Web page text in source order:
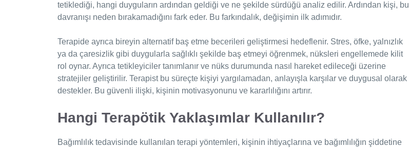
tetiklediği, hangi duyguların ardından geldiği ve ne şekilde sürdüğü analiz edilir. Ardından kişi, bu
davranışı neden bırakamadığını fark eder. Bu farkındalık, değişimin ilk adımıdır.
Terapide ayrıca bireyin alternatif baş etme becerileri geliştirmesi hedeflenir. Stres, öfke, yalnızlık
ya da çaresizlik gibi duygularla sağlıklı şekilde baş etmeyi öğrenmek, nüksleri engellemede kilit
rol oynar. Ayrıca tetikleyiciler tanımlanır ve nüks durumunda nasıl hareket edileceği üzerine
stratejiler geliştirilir. Terapist bu süreçte kişiyi yargılamadan, anlayışla karşılar ve duygusal olarak
destekler. Bu güvenli ilişki, kişinin motivasyonunu ve kararlılığını artırır.
Hangi Terapötik Yaklaşımlar Kullanılır?
Bağımlılık tedavisinde kullanılan terapi yöntemleri, kişinin ihtiyaçlarına ve bağımlılığın şiddetine